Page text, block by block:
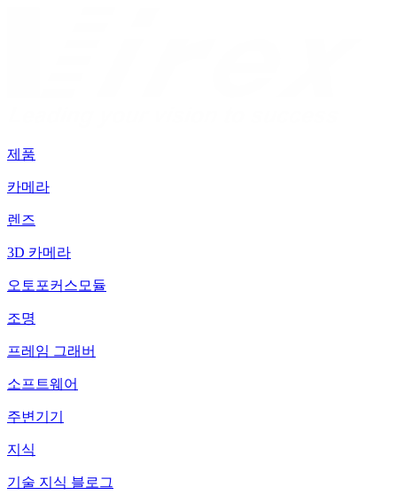
제품
카메라
렌즈
3D 카메라
오토포커스모듈
조명
프레임 그래버
소프트웨어
주변기기
지식
기술 지식 블로그